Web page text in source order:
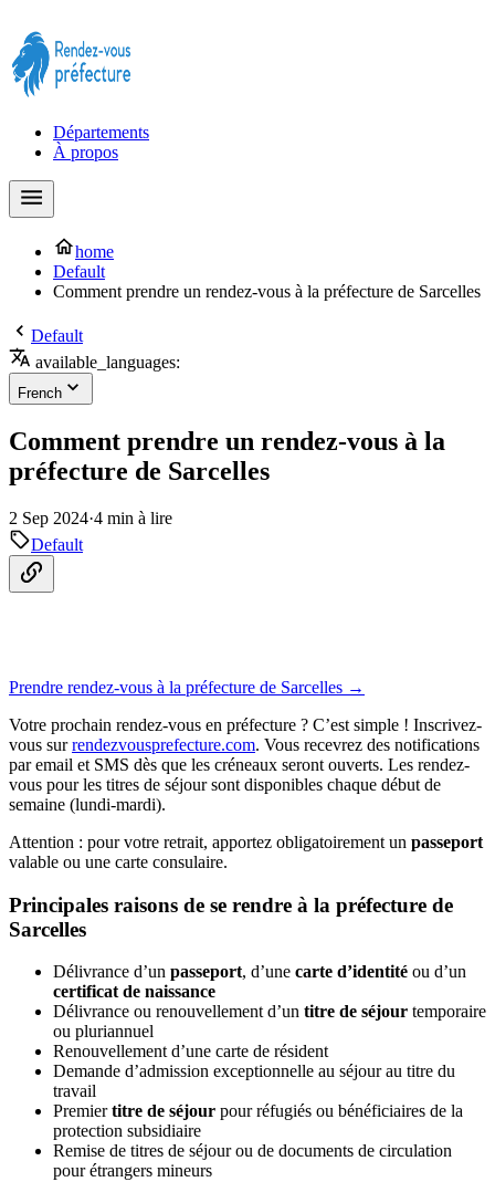
Départements
À propos
home
Default
Comment prendre un rendez-vous à la préfecture de Sarcelles
Default
available_languages:
French
Comment prendre un rendez-vous à la
préfecture de Sarcelles
2 Sep 2024·4 min à lire
Default
Prendre rendez-vous à la préfecture de Sarcelles →
Votre prochain rendez-vous en préfecture ? C’est simple ! Inscrivez-
vous surrendezvousprefecture.com. Vous recevrez des notifications
par email et SMS dès que les créneaux seront ouverts. Les rendez-
vous pour les titres de séjour sont disponibles chaque début de
semaine (lundi-mardi).
Attention : pour votre retrait, apportez obligatoirement un passeport
valable ou une carte consulaire.
Principales raisons de se rendre à la préfecture de
Sarcelles
Délivrance d’un passeport, d’une carte d’identité ou d’un
certificat de naissance
Délivrance ou renouvellement d’un titre de séjour temporaire
ou pluriannuel
Renouvellement d’une carte de résident
Demande d’admission exceptionnelle au séjour au titre du
travail
Premiertitre de séjour pour réfugiés ou bénéficiaires de la
protection subsidiaire
Remise de titres de séjour ou de documents de circulation
pour étrangers mineurs